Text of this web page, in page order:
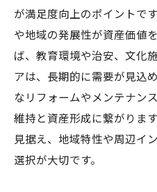
が満足度向上のポイントで
や地域の発展性が資産価値
ば、教育環境や治安、文化
アは、長期的に需要が見込
なリフォームやメンテナン
維持と資産形成に繋がりま
見据え、地域特性や周辺イ
選択が大切です。